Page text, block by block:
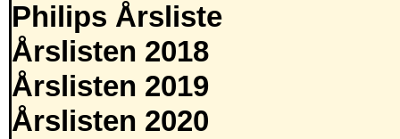
Philips Årsliste
Årslisten 2018
Årslisten 2019
Årslisten 2020